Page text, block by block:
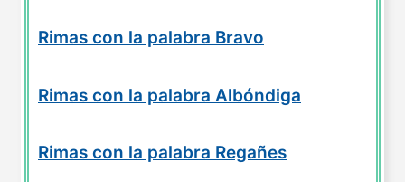
Rimas con la palabra Bravo
Rimas con la palabra Albóndiga
Rimas con la palabra Regañes